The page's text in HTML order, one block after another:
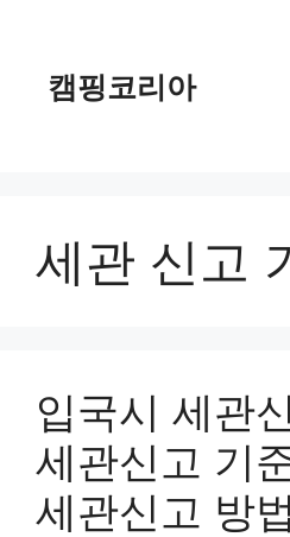
캠핑코리아
세관 신고
입국시 세관
세관신고 기
세관신고 방법